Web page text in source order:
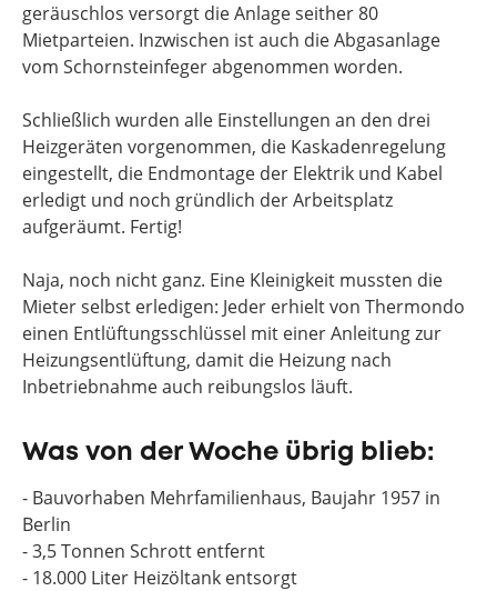
geräuschlos versorgt die Anlage seither 80
Mietparteien. Inzwischen ist auch die Abgasanlage
vom Schornsteinfeger abgenommen worden.
Schließlich wurden alle Einstellungen an den drei
Heizgeräten vorgenommen, die Kaskadenregelung
eingestellt, die Endmontage der Elektrik und Kabel
erledigt und noch gründlich der Arbeitsplatz
aufgeräumt. Fertig!
Naja, noch nicht ganz. Eine Kleinigkeit mussten die
Mieter selbst erledigen: Jeder erhielt von Thermondo
einen Entlüftungsschlüssel mit einer Anleitung zur
Heizungsentlüftung, damit die Heizung nach
Inbetriebnahme auch reibungslos läuft.
Was von der Woche übrig blieb:
- Bauvorhaben Mehrfamilienhaus, Baujahr 1957 in
Berlin
- 3,5 Tonnen Schrott entfernt
- 18.000 Liter Heizöltank entsorgt